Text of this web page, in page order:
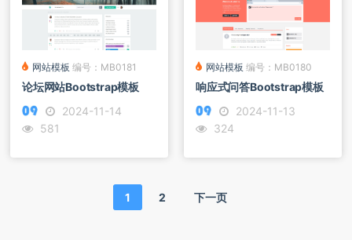
网站模板 编号：MB0181
论坛网站Bootstrap模板
2024-11-14
581
网站模板 编号：MB0180
响应式问答Bootstrap模板
2024-11-13
324
1 2 下一页